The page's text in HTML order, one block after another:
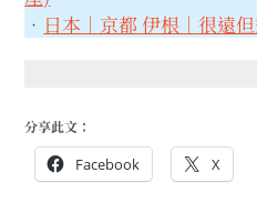
． 日本｜京都 伊根｜很遠
分享此文：
Facebook X